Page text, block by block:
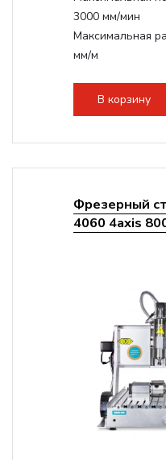
3000 мм/мин
Максимальная
мм/м
стандартно:Т-
Цанговый
В корзину
Фрезерный
4060 4axis